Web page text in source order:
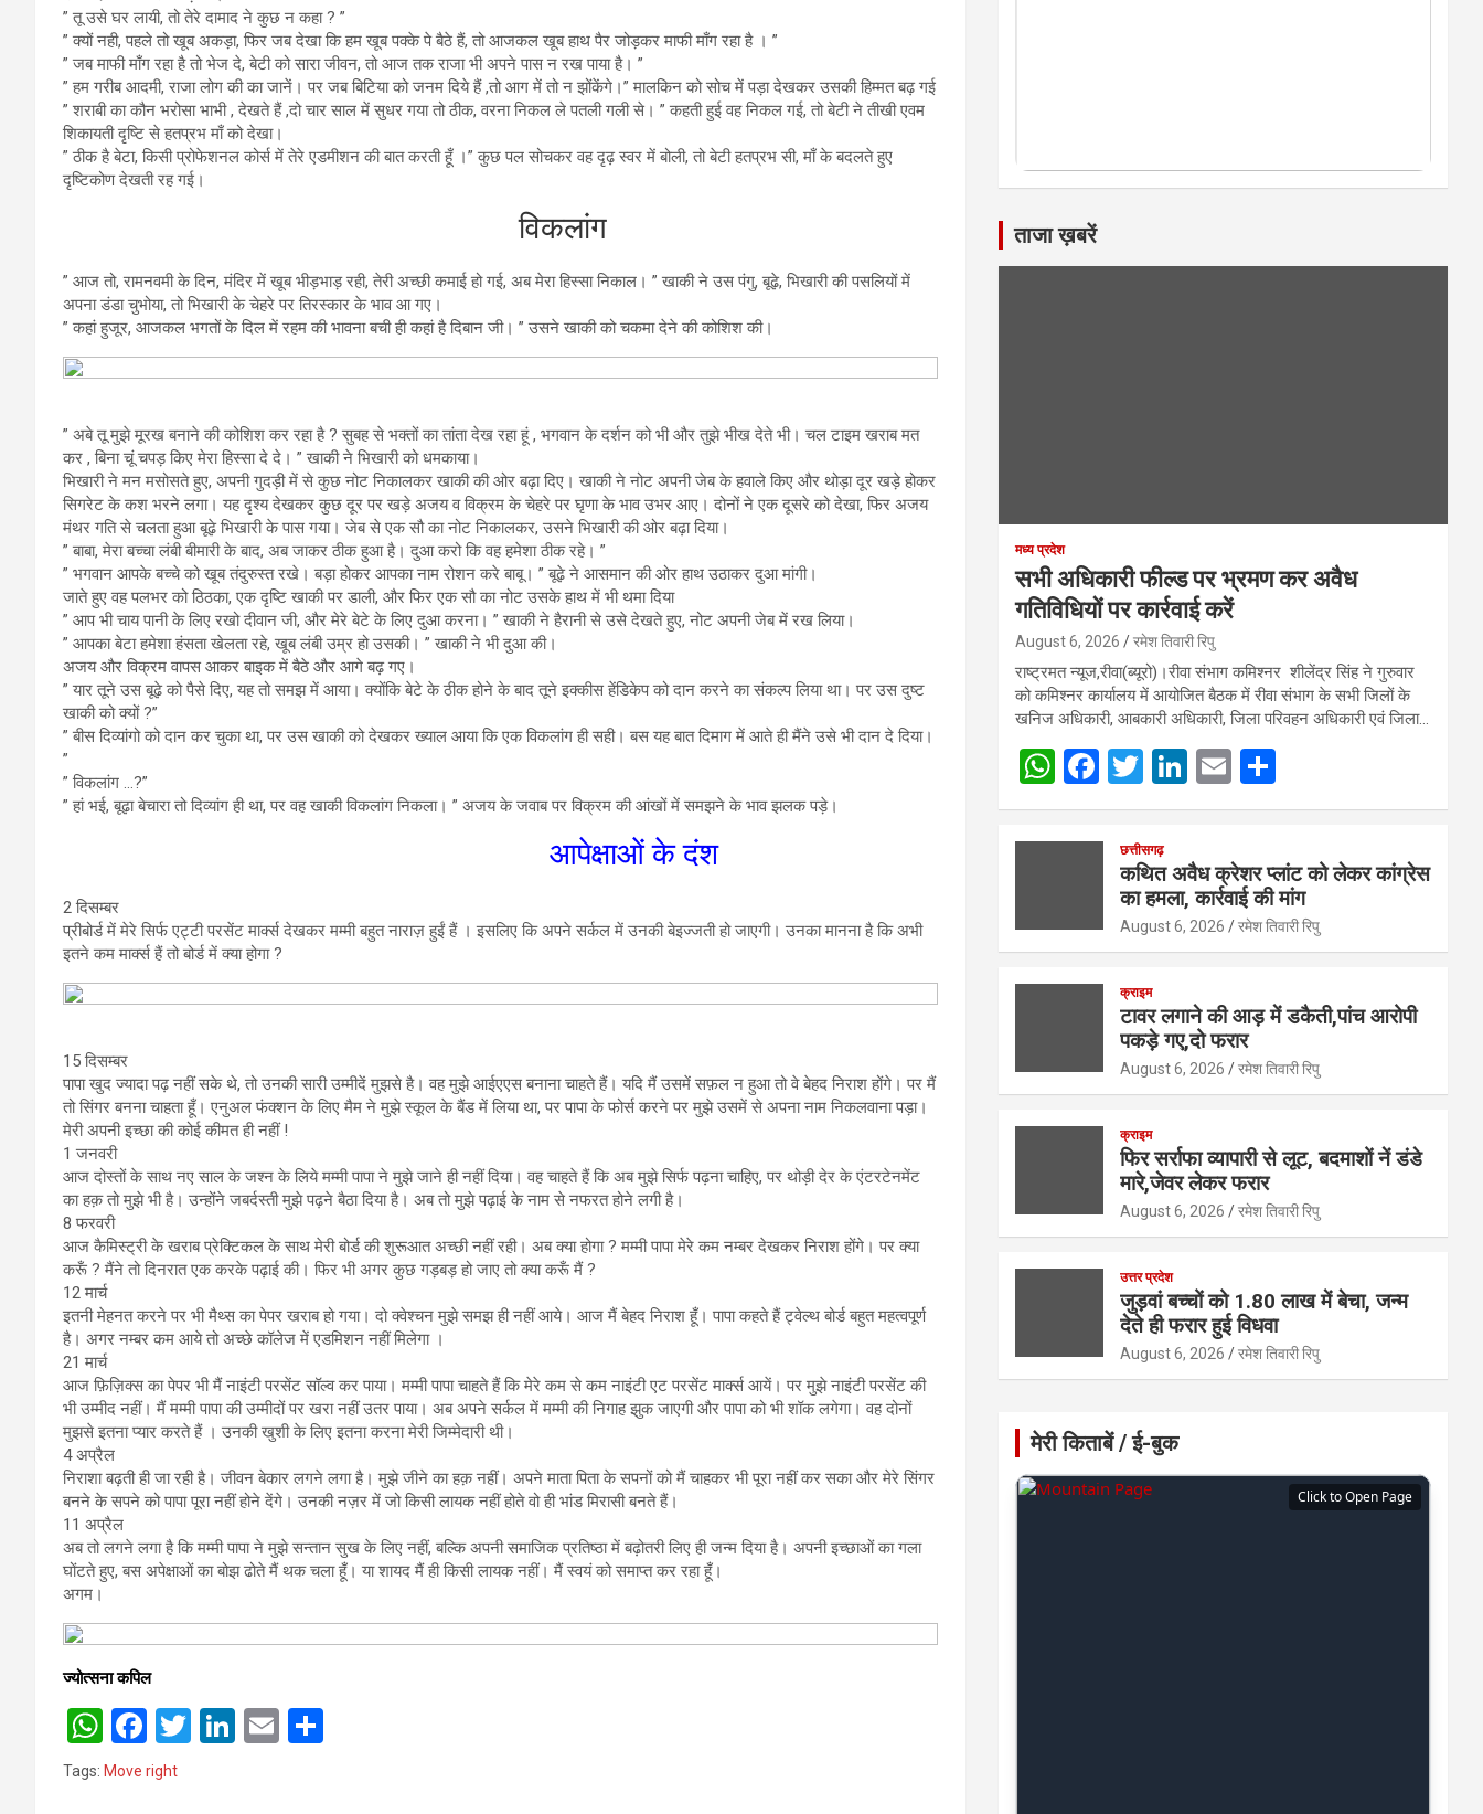
” तू उसे घर लायी, तो तेरे दामाद ने कुछ न कहा ? ”
” क्यों नही, पहले तो खूब अकड़ा, फिर जब देखा कि हम खूब पक्के पे बैठे हैं, तो आजकल खूब हाथ पैर जोड़कर माफी माँग रहा है । ”
” जब माफी माँग रहा है तो भेज दे, बेटी को सारा जीवन, तो आज तक राजा भी अपने पास न रख पाया है। ”
” हम गरीब आदमी, राजा लोग की का जानें। पर जब बिटिया को जनम दिये हैं ,तो आग में तो न झोंकेंगे।” मालकिन को सोच में पड़ा देखकर उसकी हिम्मत बढ़ गई
” शराबी का कौन भरोसा भाभी , देखते हैं ,दो चार साल में सुधर गया तो ठीक, वरना निकल ले पतली गली से। ” कहती हुई वह निकल गई, तो बेटी ने तीखी एवम
शिकायती दृष्टि से हतप्रभ माँ को देखा।
” ठीक है बेटा, किसी प्रोफेशनल कोर्स में तेरे एडमीशन की बात करती हूँ ।” कुछ पल सोचकर वह दृढ़ स्वर में बोली, तो बेटी हतप्रभ सी, माँ के बदलते हुए
दृष्टिकोण देखती रह गई।
विकलांग
” आज तो, रामनवमी के दिन, मंदिर में खूब भीड़भाड़ रही, तेरी अच्छी कमाई हो गई, अब मेरा हिस्सा निकाल। ” खाकी ने उस पंगु, बूढ़े, भिखारी की पसलियों में
अपना डंडा चुभोया, तो भिखारी के चेहरे पर तिरस्कार के भाव आ गए।
” कहां हुजूर, आजकल भगतों के दिल में रहम की भावना बची ही कहां है दिबान जी। ” उसने खाकी को चकमा देने की कोशिश की।
” अबे तू मुझे मूरख बनाने की कोशिश कर रहा है ? सुबह से भक्तों का तांता देख रहा हूं , भगवान के दर्शन को भी और तुझे भीख देते भी। चल टाइम खराब मत
कर , बिना चूं चपड़ किए मेरा हिस्सा दे दे। ” खाकी ने भिखारी को धमकाया।
भिखारी ने मन मसोसते हुए, अपनी गुदड़ी में से कुछ नोट निकालकर खाकी की ओर बढ़ा दिए। खाकी ने नोट अपनी जेब के हवाले किए और थोड़ा दूर खड़े होकर
सिगरेट के कश भरने लगा। यह दृश्य देखकर कुछ दूर पर खड़े अजय व विक्रम के चेहरे पर घृणा के भाव उभर आए। दोनों ने एक दूसरे को देखा, फिर अजय
मंथर गति से चलता हुआ बूढ़े भिखारी के पास गया। जेब से एक सौ का नोट निकालकर, उसने भिखारी की ओर बढ़ा दिया।
” बाबा, मेरा बच्चा लंबी बीमारी के बाद, अब जाकर ठीक हुआ है। दुआ करो कि वह हमेशा ठीक रहे। ”
” भगवान आपके बच्चे को खूब तंदुरुस्त रखे। बड़ा होकर आपका नाम रोशन करे बाबू। ” बूढ़े ने आसमान की ओर हाथ उठाकर दुआ मांगी।
जाते हुए वह पलभर को ठिठका, एक दृष्टि खाकी पर डाली, और फिर एक सौ का नोट उसके हाथ में भी थमा दिया
” आप भी चाय पानी के लिए रखो दीवान जी, और मेरे बेटे के लिए दुआ करना। ” खाकी ने हैरानी से उसे देखते हुए, नोट अपनी जेब में रख लिया।
” आपका बेटा हमेशा हंसता खेलता रहे, खूब लंबी उम्र हो उसकी। ” खाकी ने भी दुआ की।
अजय और विक्रम वापस आकर बाइक में बैठे और आगे बढ़ गए।
” यार तूने उस बूढ़े को पैसे दिए, यह तो समझ में आया। क्योंकि बेटे के ठीक होने के बाद तूने इक्कीस हेंडिकेप को दान करने का संकल्प लिया था। पर उस दुष्ट
खाकी को क्यों ?”
” बीस दिव्यांगो को दान कर चुका था, पर उस खाकी को देखकर ख्याल आया कि एक विकलांग ही सही। बस यह बात दिमाग में आते ही मैंने उसे भी दान दे दिया।
”
” विकलांग …?”
” हां भई, बूढ़ा बेचारा तो दिव्यांग ही था, पर वह खाकी विकलांग निकला। ” अजय के जवाब पर विक्रम की आंखों में समझने के भाव झलक पड़े।
आपेक्षाओं के दंश
2 दिसम्बर
प्रीबोर्ड में मेरे सिर्फ एट्टी परसेंट मार्क्स देखकर मम्मी बहुत नाराज़ हुईं हैं । इसलिए कि अपने सर्कल में उनकी बेइज्जती हो जाएगी। उनका मानना है कि अभी
इतने कम मार्क्स हैं तो बोर्ड में क्या होगा ?
15 दिसम्बर
पापा खुद ज्यादा पढ़ नहीं सके थे, तो उनकी सारी उम्मीदें मुझसे है। वह मुझे आईएएस बनाना चाहते हैं। यदि मैं उसमें सफ़ल न हुआ तो वे बेहद निराश होंगे। पर मैं
तो सिंगर बनना चाहता हूँ। एनुअल फंक्शन के लिए मैम ने मुझे स्कूल के बैंड में लिया था, पर पापा के फोर्स करने पर मुझे उसमें से अपना नाम निकलवाना पड़ा।
मेरी अपनी इच्छा की कोई कीमत ही नहीं !
1 जनवरी
आज दोस्तों के साथ नए साल के जश्न के लिये मम्मी पापा ने मुझे जाने ही नहीं दिया। वह चाहते हैं कि अब मुझे सिर्फ पढ़ना चाहिए, पर थोड़ी देर के एंटरटेनमेंट
का हक़ तो मुझे भी है। उन्होंने जबर्दस्ती मुझे पढ़ने बैठा दिया है। अब तो मुझे पढ़ाई के नाम से नफरत होने लगी है।
8 फरवरी
आज कैमिस्ट्री के खराब प्रेक्टिकल के साथ मेरी बोर्ड की शुरूआत अच्छी नहीं रही। अब क्या होगा ? मम्मी पापा मेरे कम नम्बर देखकर निराश होंगे। पर क्या
करूँ ? मैंने तो दिनरात एक करके पढ़ाई की। फिर भी अगर कुछ गड़बड़ हो जाए तो क्या करूँ मैं ?
12 मार्च
इतनी मेहनत करने पर भी मैथ्स का पेपर खराब हो गया। दो क्वेश्चन मुझे समझ ही नहीं आये। आज मैं बेहद निराश हूँ। पापा कहते हैं ट्वेल्थ बोर्ड बहुत महत्वपूर्ण
है। अगर नम्बर कम आये तो अच्छे कॉलेज में एडमिशन नहीं मिलेगा ।
21 मार्च
आज फ़िज़िक्स का पेपर भी मैं नाइंटी परसेंट सॉल्व कर पाया। मम्मी पापा चाहते हैं कि मेरे कम से कम नाइंटी एट परसेंट मार्क्स आयें। पर मुझे नाइंटी परसेंट की
भी उम्मीद नहीं। मैं मम्मी पापा की उम्मीदों पर खरा नहीं उतर पाया। अब अपने सर्कल में मम्मी की निगाह झुक जाएगी और पापा को भी शॉक लगेगा। वह दोनों
मुझसे इतना प्यार करते हैं । उनकी खुशी के लिए इतना करना मेरी जिम्मेदारी थी।
4 अप्रैल
निराशा बढ़ती ही जा रही है। जीवन बेकार लगने लगा है। मुझे जीने का हक़ नहीं। अपने माता पिता के सपनों को मैं चाहकर भी पूरा नहीं कर सका और मेरे सिंगर
बनने के सपने को पापा पूरा नहीं होने देंगे। उनकी नज़र में जो किसी लायक नहीं होते वो ही भांड मिरासी बनते हैं।
11 अप्रैल
अब तो लगने लगा है कि मम्मी पापा ने मुझे सन्तान सुख के लिए नहीं, बल्कि अपनी समाजिक प्रतिष्ठा में बढ़ोतरी लिए ही जन्म दिया है। अपनी इच्छाओं का गला
घोंटते हुए, बस अपेक्षाओं का बोझ ढोते मैं थक चला हूँ। या शायद मैं ही किसी लायक नहीं। मैं स्वयं को समाप्त कर रहा हूँ।
अगम।
ज्योत्सना कपिल
W
h
F
a
T
Li
E
Tags: Move right
ताजा ख़बरें
मध्य प्रदेश
सभी अधिकारी फील्ड पर भ्रमण कर अवैध
गतिविधियों पर कार्रवाई करें
August 6, 2026 रमेश तिवारी रिपु
राष्ट्रमत न्यूज,रीवा(ब्यूरो)।रीवा संभाग कमिश्नर शीलेंद्र सिंह ने गुरुवार
को कमिश्नर कार्यालय में आयोजित बैठक में रीवा संभाग के सभी जिलों के
खनिज अधिकारी, आबकारी अधिकारी, जिला परिवहन अधिकारी एवं जिला…
W
h
at
p
p
F
a
ce
o
k
T
wi
tt
er
Li
n
dI
n
E
m h
e
छत्तीसगढ़
कथित अवैध क्रेशर प्लांट को लेकर कांग्रेस
का हमला, कार्रवाई की मांग
August 6, 2026 रमेश तिवारी रिपु
क्राइम
टावर लगाने की आड़ में डकैती,पांच आरोपी
पकड़े गए,दो फरार
August 6, 2026 रमेश तिवारी रिपु
क्राइम
फिर सर्राफा व्यापारी से लूट, बदमाशों नें डंडे
मारे,जेवर लेकर फरार
August 6, 2026 रमेश तिवारी रिपु
उत्तर प्रदेश
जुड़वां बच्चों को 1.80 लाख में बेचा, जन्म
देते ही फरार हुई विधवा
August 6, 2026 रमेश तिवारी रिपु
मेरी किताबें / ई-बुक
Click to Open Page